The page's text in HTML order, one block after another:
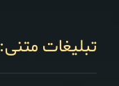
تبلیغات متنی: